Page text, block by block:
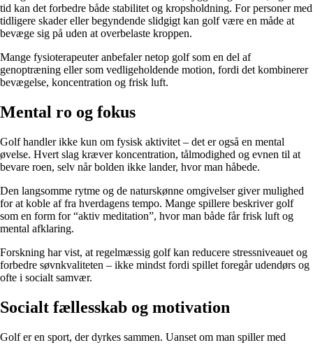
tid kan det forbedre både stabilitet og kropsholdning. For personer med
tidligere skader eller begyndende slidgigt kan golf være en måde at
bevæge sig på uden at overbelaste kroppen.
Mange fysioterapeuter anbefaler netop golf som en del af
genoptræning eller som vedligeholdende motion, fordi det kombinerer
bevægelse, koncentration og frisk luft.
Mental ro og fokus
Golf handler ikke kun om fysisk aktivitet – det er også en mental
øvelse. Hvert slag kræver koncentration, tålmodighed og evnen til at
bevare roen, selv når bolden ikke lander, hvor man håbede.
Den langsomme rytme og de naturskønne omgivelser giver mulighed
for at koble af fra hverdagens tempo. Mange spillere beskriver golf
som en form for “aktiv meditation”, hvor man både får frisk luft og
mental afklaring.
Forskning har vist, at regelmæssig golf kan reducere stressniveauet og
forbedre søvnkvaliteten – ikke mindst fordi spillet foregår udendørs og
ofte i socialt samvær.
Socialt fællesskab og motivation
Golf er en sport, der dyrkes sammen. Uanset om man spiller med